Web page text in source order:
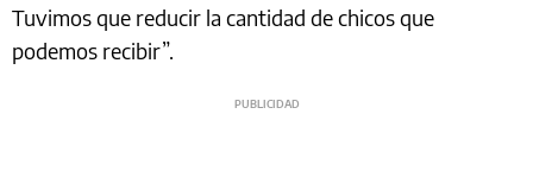
Tuvimos que reducir la cantidad de chicos que
podemos recibir”.